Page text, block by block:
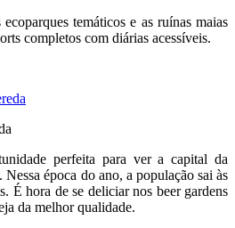
temáticos e as ruínas maias
completos com diárias acessíveis.
perfeita para ver a capital da
época do ano, a população sai às
É hora de se deliciar nos beer gardens
da melhor qualidade.